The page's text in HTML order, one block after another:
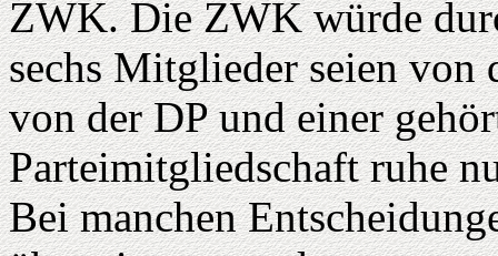
ZWK. Die ZWK würde
sechs Mitglieder seien
von der DP und einer
Parteimitgliedschaft ruhe
Bei manchen